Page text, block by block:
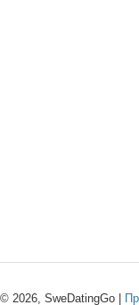
© 2026, SweDatingGo |